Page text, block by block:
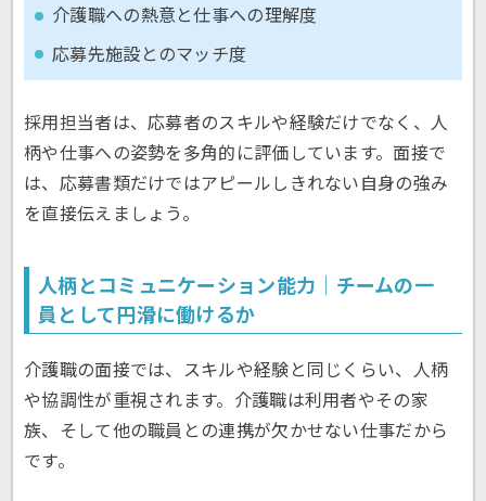
介護職への熱意と仕事への理解度
応募先施設とのマッチ度
採用担当者は、応募者のスキルや経験だけでなく、人
柄や仕事への姿勢を多角的に評価しています。面接で
は、応募書類だけではアピールしきれない自身の強み
を直接伝えましょう。
人柄とコミュニケーション能力｜チームの一
員として円滑に働けるか
介護職の面接では、スキルや経験と同じくらい、人柄
や協調性が重視されます。介護職は利用者やその家
族、そして他の職員との連携が欠かせない仕事だから
です。